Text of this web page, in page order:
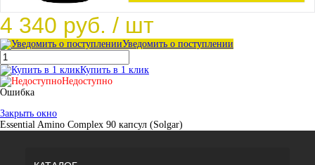
4 340 руб. / шт
Уведомить о поступлении
Купить в 1 клик
Недоступно
Ошибка
Закрыть окно
Essential Amino Complex 90 капсул (Solgar)